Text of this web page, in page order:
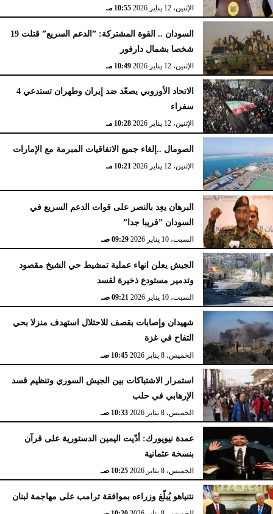
الإثنين، 12 يناير 2026 10:55 مـ
السودان .. القوة المشتركة: ”الدعم السريع” قتلت 19
شخصا بشمال دارفور
الإثنين، 12 يناير 2026 10:49 مـ
الاتحاد الأوروبي يصعّد ضد إيران وطهران تستدعي 4
سفراء
الإثنين، 12 يناير 2026 10:28 مـ
الصومال ..إلغاء جميع الاتفاقيات المبرمة مع الإمارات
الإثنين، 12 يناير 2026 10:21 مـ
البرهان يعِد بالنصر على قوات الدعم السريع في
السودان ”قريبا جدا”
السبت، 10 يناير 2026 09:29 صـ
الجيش يعلن انهاء عملية تمشيط حي الشيخ مقصود
وتدمير مستودع ذخيرة لقسد
السبت، 10 يناير 2026 09:21 صـ
شهيدان وإصابات بقصف للاحتلال استهدف منزلا بحي
التفاح في غزة
الخميس، 8 يناير 2026 10:45 صـ
استمرار الاشتباكات بين الجيش السوري وتنظيم قسد
الإرهابي في حلب
الخميس، 8 يناير 2026 10:33 صـ
عمدة نيويورك: أدّيت اليمين الدستورية على قرآن
بنسخة عثمانية
الخميس، 8 يناير 2026 10:25 صـ
نتنياهو يُبلّغ وزراءه بموافقة ترامب على مهاجمة لبنان